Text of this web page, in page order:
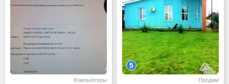
Компьютеры
5
Продам